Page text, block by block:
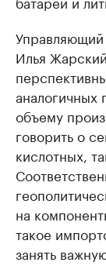
Илья
аналогичных
объему
говорить о
кислотных,
на
такое
занять